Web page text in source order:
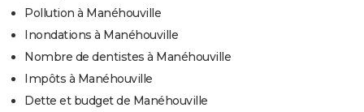
Pollution à Manéhouville
Inondations à Manéhouville
Nombre de dentistes à Manéhouville
Impôts à Manéhouville
Dette et budget de Manéhouville